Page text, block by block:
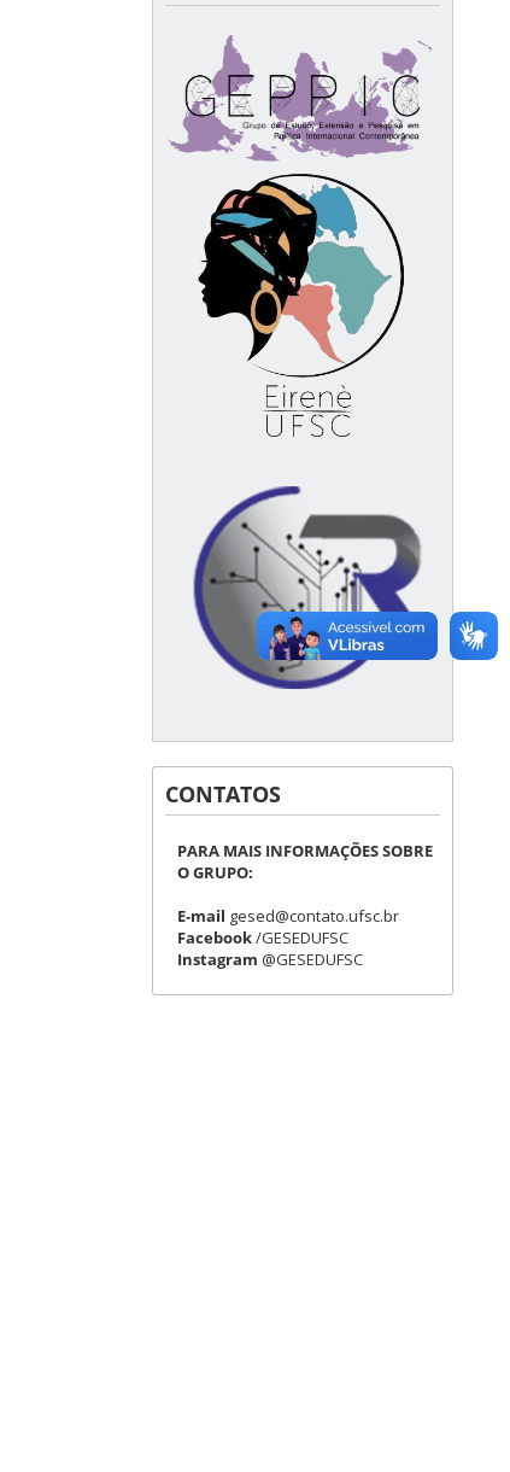
CONTATOS
PARA MAIS INFORMAÇÕES SOBRE
O GRUPO:
E-mail gesed@contato.ufsc.br
Facebook/GESEDUFSC
Instagram @GESEDUFSC